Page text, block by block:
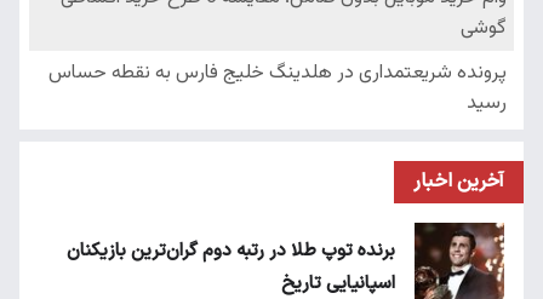
آخرین اخبار
برنده توپ طلا در رتبه دوم گران‌ترین بازیکنان
اسپانیایی تاریخ